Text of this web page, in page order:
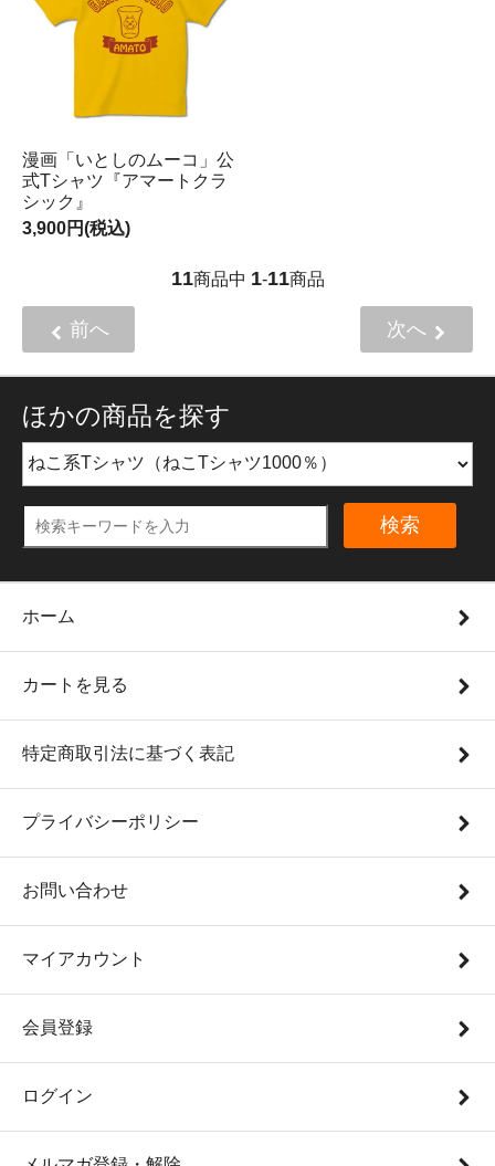
漫画「いとしのムーコ」公
式Tシャツ『アマートクラ
シック』
3,900円(税込)
11商品中 1-11商品
前へ 次へ
ほかの商品を探す
検索
ホーム
カートを見る
特定商取引法に基づく表記
プライバシーポリシー
お問い合わせ
マイアカウント
会員登録
ログイン